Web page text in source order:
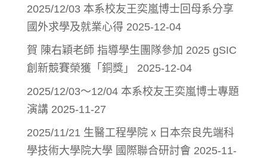
2025/12/03 本系校友王奕嵐博士回母系分享
國外求學及就業心得 2025-12-04
賀 陳右穎老師 指導學生團隊參加 2025 gSIC
創新競賽榮獲「銅獎」
2025-12-04
2025/12/03～12/04 本系校友王奕嵐博士專題
演講 2025-11-27
2025/11/21 生醫工程學院 x 日本奈良先端科
學技術大學院大學 國際聯合研討會 2025-11-